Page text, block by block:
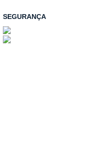
SEGURANÇA